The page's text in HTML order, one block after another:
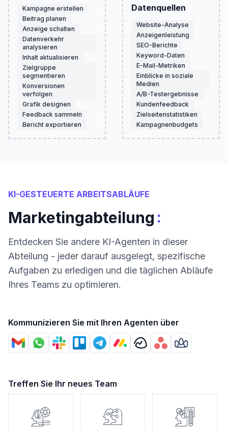
Kampagne erstellen
Beitrag planen
Anzeige schalten
Datenverkehr
analysieren
Inhalt aktualisieren
Zielgruppe
segmentieren
Konversionen
verfolgen
Grafik designen
Feedback sammeln
Bericht exportieren
Datenquellen
Website-Analyse
Anzeigenleistung
SEO-Berichte
Keyword-Daten
E-Mail-Metriken
Einblicke in soziale
Medien
A/B-Testergebnisse
Kundenfeedback
Zielseitenstatistiken
Kampagnenbudgets
KI-GESTEUERTE ARBEITSABLÄUFE
Marketingabteilung :
Entdecken Sie andere KI-Agenten in dieser
Abteilung - jeder darauf ausgelegt, spezifische
Aufgaben zu erledigen und die täglichen Abläufe
Ihres Teams zu optimieren.
Kommunizieren Sie mit Ihren Agenten über
Treffen Sie Ihr neues Team